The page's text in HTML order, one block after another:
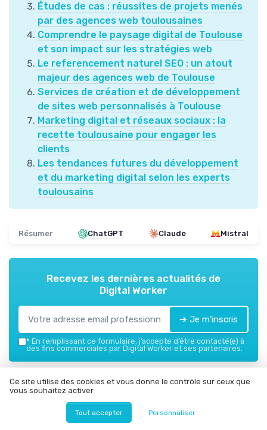
Études de cas : réussites de projets menés
par des agences web toulousaines
Comprendre le paysage digital de Toulouse
et son impact sur les stratégies web
Le referencement naturel SEO : un atout
majeur des agences web de Toulouse
Services de création et de développement
de sites web personnalisés à Toulouse
Marketing digital et réseaux sociaux : la
recette toulousaine pour engager les
clients
Les tendances futures du développement
et du marketing digital selon les experts
toulousains
Résumer ChatGPT Claude Mistral
Recevez les dernières actualités de
Digital Worker
➔ Je m'inscris
* En remplissant ce formulaire, j’accepte d’être contacté(e) à
des fins commerciales par Digital Worker et ses partenaires.
Digital Worker
Ajoutez-nous à vos sources préférées sur Google
Parole d'experts
Ce site utilise des cookies et vous donne le contrôle sur ceux que
vous souhaitez activer
Tout accepter Personnaliser